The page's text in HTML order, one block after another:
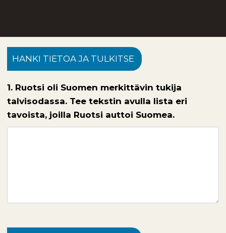
HANKI TIETOA JA TULKITSE
1. Ruotsi oli Suomen merkittävin tukija
talvisodassa. Tee tekstin avulla lista eri
tavoista, joilla Ruotsi auttoi Suomea.